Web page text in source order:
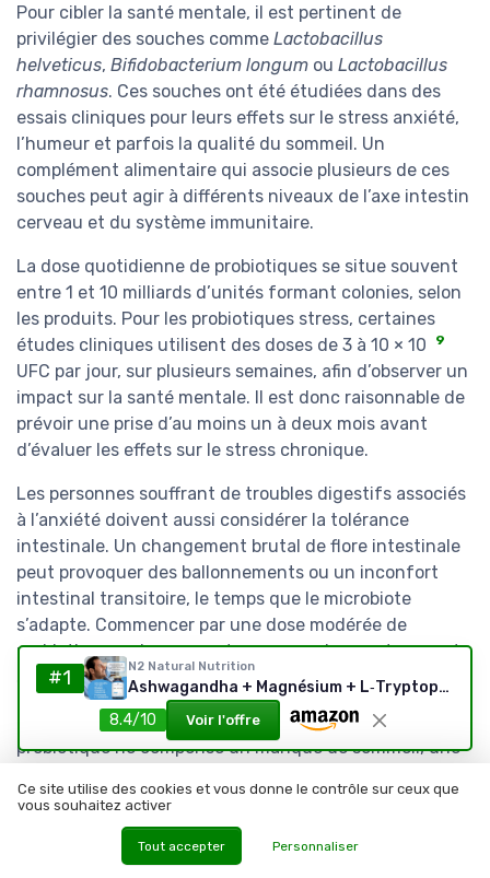
Pour cibler la santé mentale, il est pertinent de
privilégier des souches comme Lactobacillus
helveticus, Bifidobacterium longum ou Lactobacillus
rhamnosus. Ces souches ont été étudiées dans des
essais cliniques pour leurs effets sur le stress anxiété,
l’humeur et parfois la qualité du sommeil. Un
complément alimentaire qui associe plusieurs de ces
souches peut agir à différents niveaux de l’axe intestin
cerveau et du système immunitaire.
La dose quotidienne de probiotiques se situe souvent
entre 1 et 10 milliards d’unités formant colonies, selon
les produits. Pour les probiotiques stress, certaines
études cliniques utilisent des doses de 3 à 10 × 10
9
UFC par jour, sur plusieurs semaines, afin d’observer un
impact sur la santé mentale. Il est donc raisonnable de
prévoir une prise d’au moins un à deux mois avant
d’évaluer les effets sur le stress chronique.
Les personnes souffrant de troubles digestifs associés
à l’anxiété doivent aussi considérer la tolérance
intestinale. Un changement brutal de flore intestinale
peut provoquer des ballonnements ou un inconfort
intestinal transitoire, le temps que le microbiote
s’adapte. Commencer par une dose modérée de
probiotique, puis augmenter progressivement, permet
souvent de respecter la sensibilité de l’intestin.
Le contexte global de vie reste déterminant, car aucun
probiotique ne compense un manque de sommeil, une
d’activité physique. Les meilleurs probiotiques et
anxiété s’intègrent dans une stratégie globale de
santé, qui inclut gestion du stress, soutien
#1 N2 Natural Nutrition
Ashwagandha + Magnésium + L‑Tryptophane — 60 capsules, Vegan
8.4/10
Voir l'offre
Ce site utilise des cookies et vous donne le contrôle sur ceux que
vous souhaitez activer
Tout accepter Personnaliser